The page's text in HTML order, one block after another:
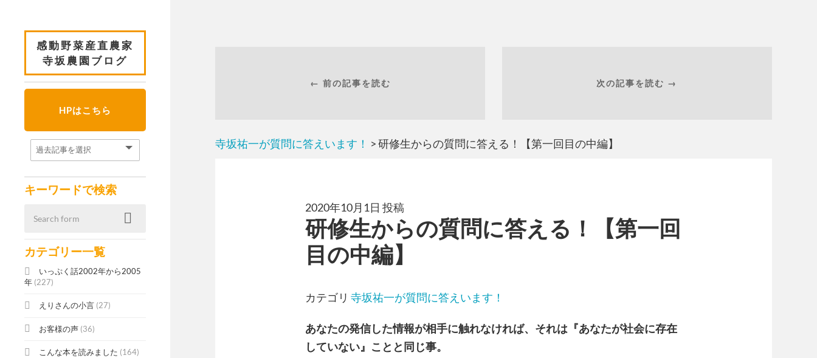
感動野菜産直農家
寺坂農園ブログ
HPはこちら
キーワードで検索
カテゴリー一覧
いっぷく話2002年から2005
年 (227)
えりさんの小言 (27)
お客様の声 (36)
こんな本を読みました (164)
← 前の記事を読む 次の記事を読む →
寺坂祐一が質問に答えいます！ > 研修生からの質問に答える！【第一回目の中編】
2020年10月1日 投稿
研修生からの質問に答える！【第一回
目の中編】
カテゴリ 寺坂祐一が質問に答えいます！
あなたの発信した情報が相手に触れなければ、それは『あなたが社会に存在
していない』ことと同じ事。